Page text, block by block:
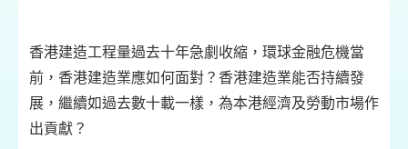
香港建造工程量過去十年急劇收縮，環球金融危機當
前，香港建造業應如何面對？香港建造業能否持續發
展，繼續如過去數十載一樣，為本港經濟及勞動市場作
出貢獻？